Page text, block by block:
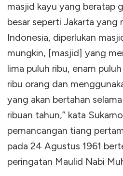
masjid kayu yang beratap
besar seperti Jakarta yang
Indonesia, diperlukan
mungkin, [masjid] yang
lima puluh ribu, enam
ribu orang dan
yang akan bertahan
ribuan tahun,” kata
pemancangan tiang
pada 24 Agustus 1961
peringatan Maulid Nabi